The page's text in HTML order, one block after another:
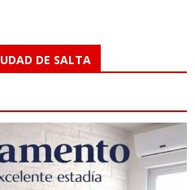
DE SALTA